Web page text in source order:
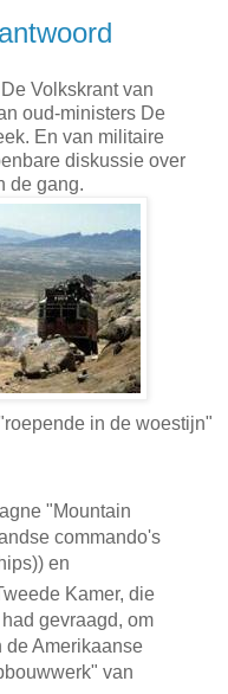
Volkskrant van
oud-ministers De
En van militaire
diskussie over
de gang.
in de woestijn"
"Mountain
commando's
en
Kamer, die
gevraagd, om
de Amerikaanse
van